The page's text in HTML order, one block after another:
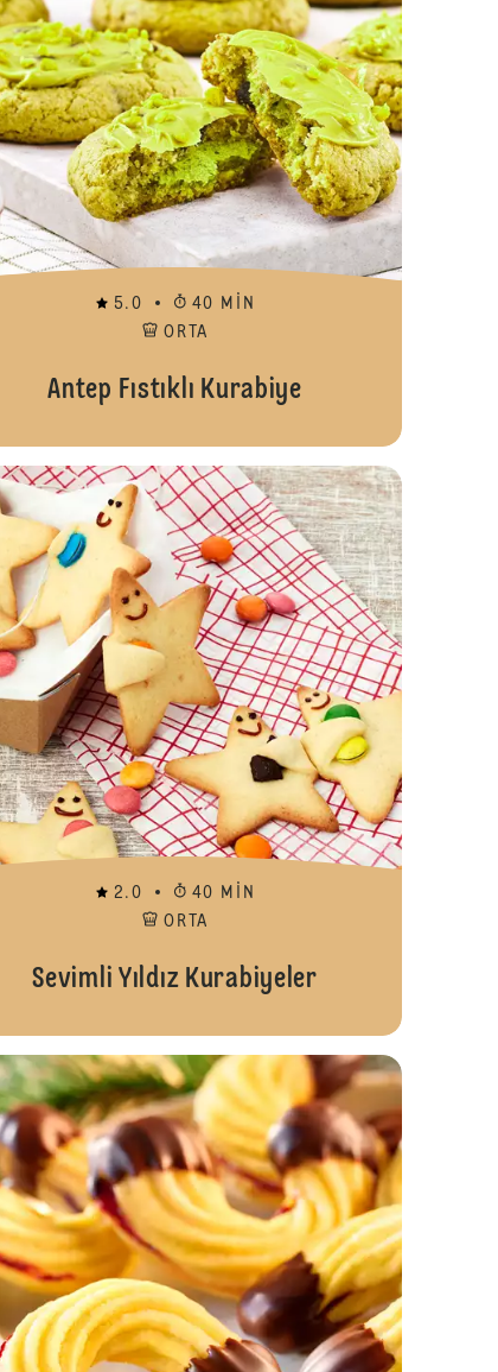
5.0
40 MIN
ORTA
Antep Fıstıklı Kurabiye
Dolgulu Kurabiye Fındıklı
2.0
40 MIN
ORTA
Sevimli Yıldız Kurabiyeler
Tarçınlı